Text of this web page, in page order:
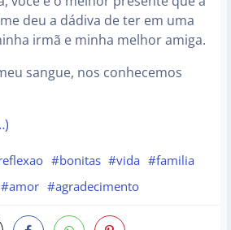
deu a dádiva de ter em uma
irmã e minha melhor amiga.
sangue, nos conhecemos
#bonitas #vida #familia
#amor #agradecimento